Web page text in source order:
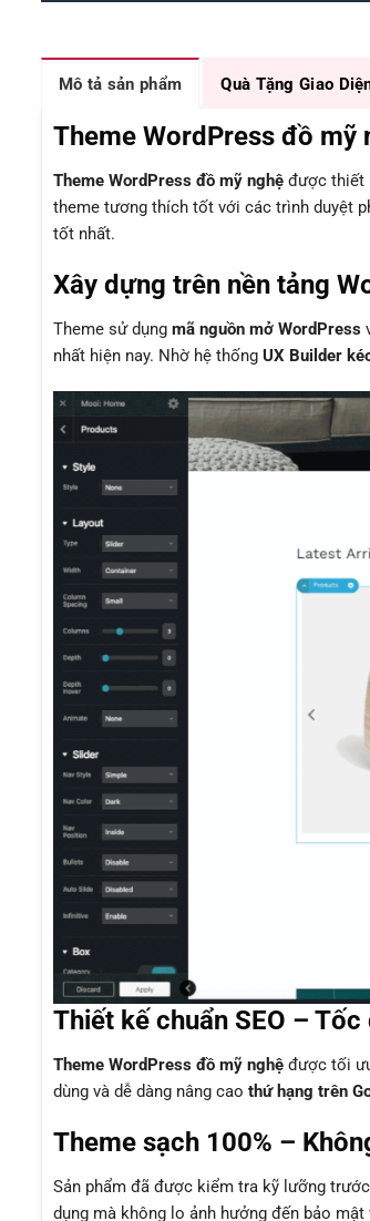
Mô tả sản phẩm Quà Tặng Giao
Theme WordPress đồ
Theme WordPress đồ mỹ nghệ được thiết
theme tương thích tốt với các trình duyệt
tốt nhất.
Xây dựng trên nền tảng
Theme sử dụng mã nguồn mở WordPress
nhất hiện nay. Nhờ hệ thống UX Builder
Thiết kế chuẩn SEO –
Theme WordPress đồ mỹ nghệ được tối
dùng và dễ dàng nâng cao thứ hạng trên
Theme sạch 100% –
Sản phẩm đã được kiểm tra kỹ lưỡng
dụng mà không lo ảnh hưởng đến bảo mật